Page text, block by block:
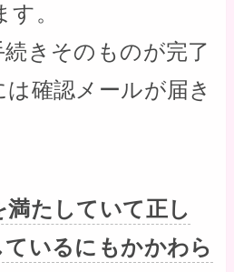
。
きそのものが完了
確認メールが届き
満たしていて正し
ているにもかかわら